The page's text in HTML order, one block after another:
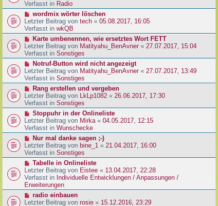
a
g
i
r
a
g
u
e
r
B
e
t
r
a
g
Verfasst in Radio
N
e
u
e
r
B
e
t
r
a
g
wordmix wörter löschen
Letzter Beitrag von tech « 05.08.2017, 16:05
Verfasst in wkQB
N
e
u
e
r
B
e
t
r
a
g
Karte umbenennen, wie ersetztes Wort FETT
Letzter Beitrag von Matityahu_BenAvner « 27.07.2017, 15:04
Verfasst in Sonstiges
N
e
u
e
r
B
e
t
r
a
g
Notruf-Button wird nicht angezeigt
Letzter Beitrag von Matityahu_BenAvner« 27.07.2017, 13:49
Verfasst in Sonstiges
N
e
u
e
r
B
e
t
r
a
g
Rang erstellen und vergeben
Letzter Beitrag von LkLp1082 « 26.06.2017, 17:30
Verfasst in Sonstiges
N
e
u
e
r
B
e
t
r
a
g
Stoppuhr in der Onlineliste
Letzter Beitrag von Mirka« 04.05.2017, 12:15
Verfasst in Wunschecke
N
e
u
e
r
B
e
i
r
Nur mal danke sagen ;-)
Letzter Beitrag von bine_1 « 21.04.2017, 16:00
Verfasst in Sonstiges
N
e
u
e
r
B
Tabelle in Onlineliste
Letzter Beitrag von Eistee « 13.04.2017, 22:28
Verfasst in Individuelle Entwicklungen / Anpassungen /
Erweiterungen
N
e
radio einbauen
Letzter Beitrag von rosie « 15.12.2016, 23:29